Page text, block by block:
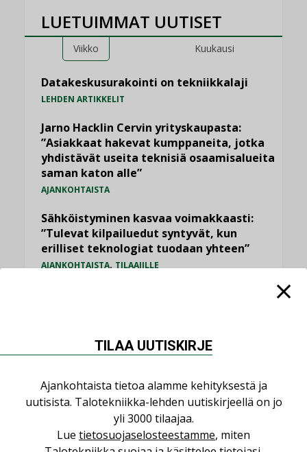
LUETUIMMAT UUTISET
Viikko Kuukausi
Datakeskusurakointi on tekniikkalaji
LEHDEN ARTIKKELIT
Jarno Hacklin Cervin yrityskaupasta:
”Asiakkaat hakevat kumppaneita, jotka
yhdistävät useita teknisiä osaamisalueita
saman katon alle”
AJANKOHTAISTA
Sähköistyminen kasvaa voimakkaasti:
”Tulevat kilpailuedut syntyvät, kun
erilliset teknologiat tuodaan yhteen”
AJANKOHTAISTA, TILAAJILLE
Kaivamattomat menetelmät
vakiinnuttavat asemansa taloyhtiöissä
KATSO KAIKKI
TILAA UUTISKIRJE
Ajankohtaista tietoa alamme kehityksestä ja
uutisista. Talotekniikka-lehden uutiskirjeellä on jo
yli 3000 tilaajaa.
Lue tietosuojaselosteestamme, miten